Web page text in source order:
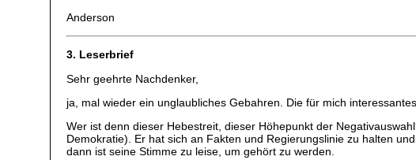
Anderson
3. Leserbrief
Sehr geehrte Nachdenker,
ja, mal wieder ein unglaubliches Gebahren. Die für mich
Wer ist denn dieser Hebestreit, dieser Höhepunkt der
Demokratie). Er hat sich an Fakten und Regierungslinie zu halten
dann ist seine Stimme zu leise, um gehört zu werden.